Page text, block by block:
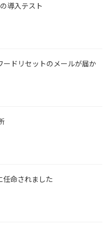
導入テスト
ードリセットのメールが届か
任命されました